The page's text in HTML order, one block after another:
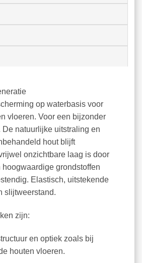
op waterbasis voor
vloeren. Voor een bijzonder
De natuurlijke uitstraling en
hout blijft
onzichtbare laag is door
hoogwaardige grondstoffen
Elastisch, uitstekende
slijtweerstand.
zijn:
en optiek zoals bij
houten vloeren.